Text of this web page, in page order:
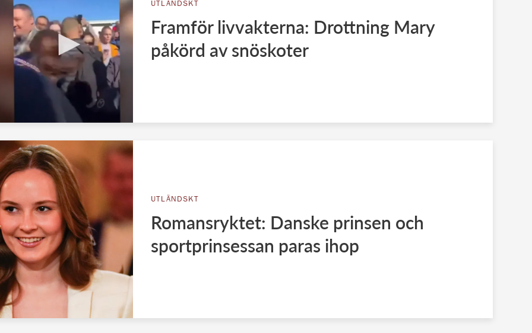
UTLÄNDSKT
Framför livvakterna: Drottning Mary
påkörd av snöskoter
UTLÄNDSKT
Romansryktet: Danske prinsen och
sportprinsessan paras ihop